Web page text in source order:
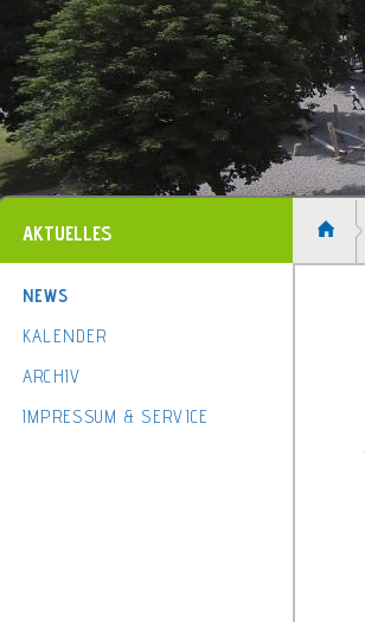
AKTUELLES
NEWS
KALENDER
ARCHIV
IMPRESSUM & SERVICE